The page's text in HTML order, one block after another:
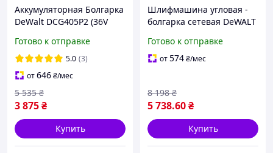
Аккумуляторная Болгарка
DeWalt DCG405P2 (36V
оборотов Аккумуляторная
Болгарка девольт bs
Готово к отправке
5.0 (3)
от646₴/мес
3 875₴
5 535 ₴
Купить
Шлифмашина угловая -
болгарка сетевая DeWALT
Готово к отправке
от574₴/мес
5 738.60₴
8 198 ₴
Купить